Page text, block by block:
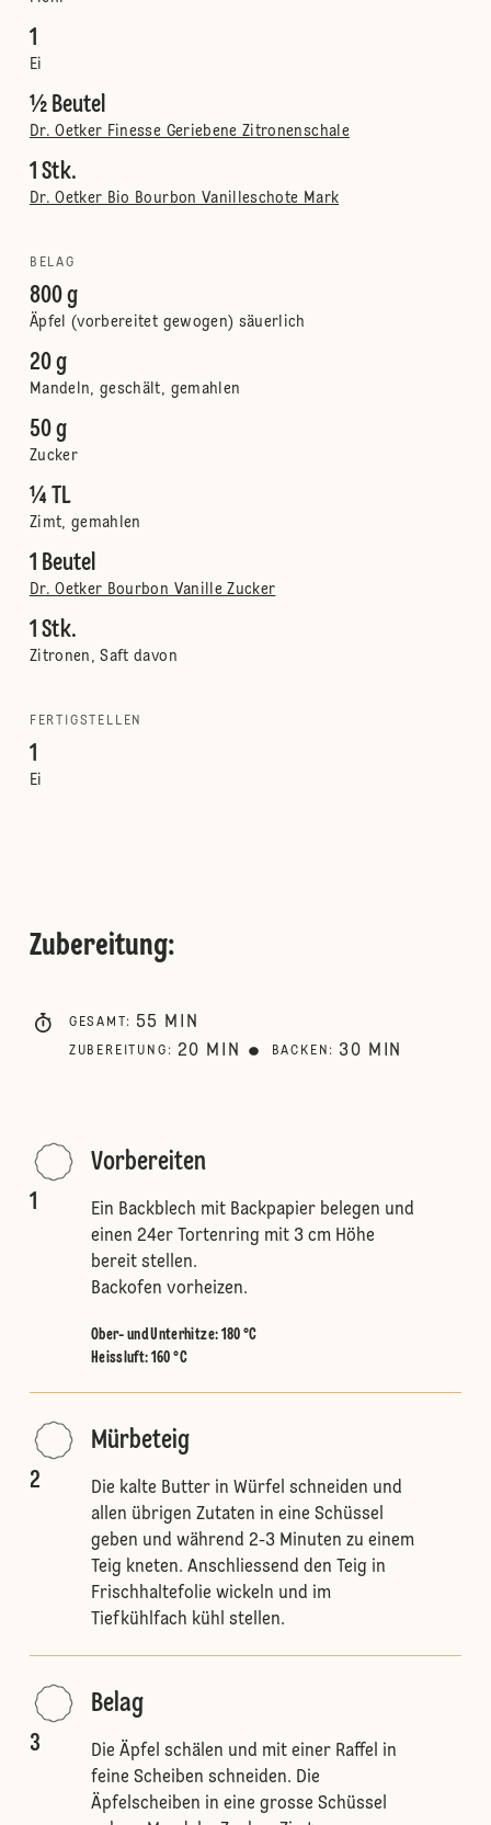
1
Ei
½ Beutel
Dr. Oetker Finesse Geriebene Zitronenschale
1 Stk.
Dr. Oetker Bio Bourbon Vanilleschote Mark
BELAG
800 g
Äpfel (vorbereitet gewogen) säuerlich
20 g
Mandeln, geschält, gemahlen
50 g
Zucker
¼ TL
Zimt, gemahlen
1 Beutel
Dr. Oetker Bourbon Vanille Zucker
1 Stk.
Zitronen, Saft davon
FERTIGSTELLEN
1
Ei
Zubereitung:
GESAMT : 55 MIN
ZUBEREITUNG : 20 MIN BACKEN : 30 MIN
1
Vorbereiten
Ein Backblech mit Backpapier belegen und
einen 24er Tortenring mit 3 cm Höhe
bereit stellen.
Backofen vorheizen.
Ober- und Unterhitze: 180 °C
Heissluft: 160 °C
2
Mürbeteig
Die kalte Butter in Würfel schneiden und
allen übrigen Zutaten in eine Schüssel
geben und während 2-3 Minuten zu einem
Teig kneten. Anschliessend den Teig in
Frischhaltefolie wickeln und im
Tiefkühlfach kühl stellen.
3
Belag
Die Äpfel schälen und mit einer Raffel in
feine Scheiben schneiden. Die
Äpfelscheiben in eine grosse Schüssel